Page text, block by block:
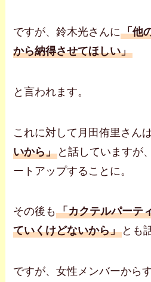
ですが、鈴木光さんに「他
から納得させてほしい」
と言われます。
これに対して月田侑里さん
いから」 と話していますが
ートアップすることに。
その後も「カクテルパーテ
ていくけどないから」 とも
ですが、女性メンバーから